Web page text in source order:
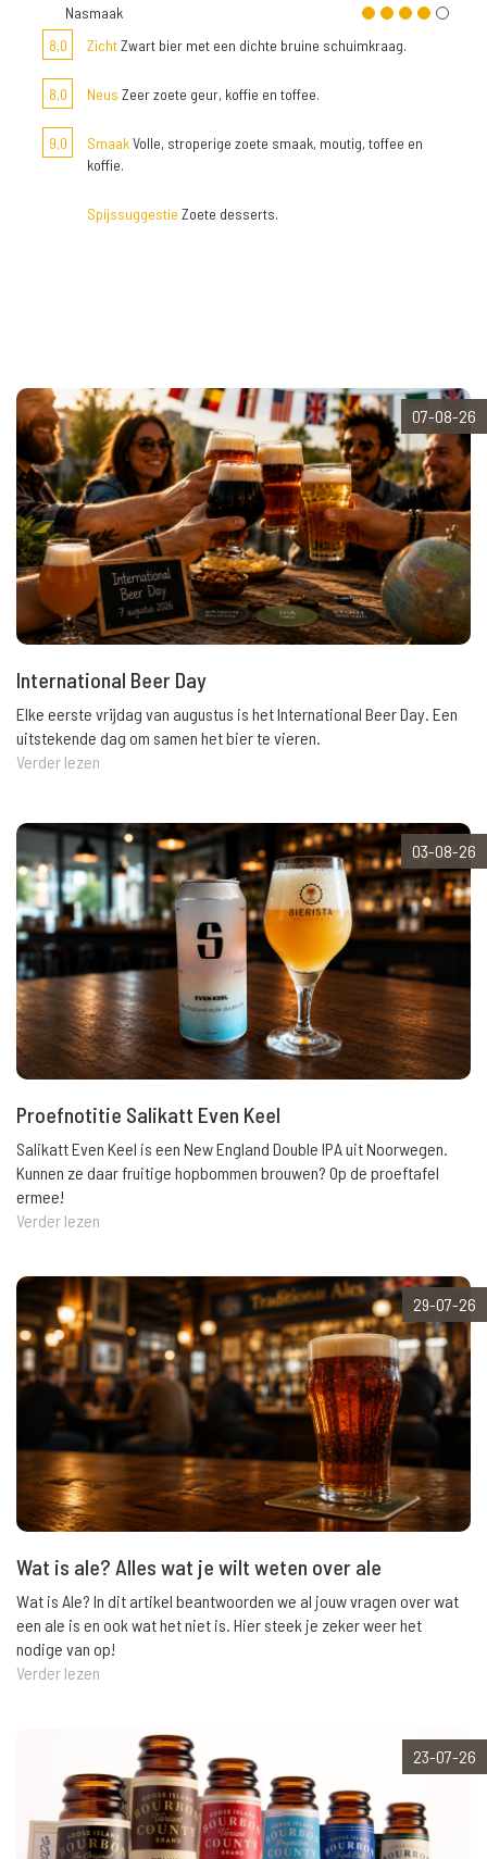
Nasmaak
8,0
ZichtZwart bier met een dichte bruine schuimkraag.
8,0 Neus Zeer zoete geur, koffie en toffee.
9,0 SmaakVolle, stroperige zoete smaak, moutig, toffee en
koffie.
Spijssuggestie Zoete desserts.
07-08-26
International Beer Day
Elke eerste vrijdag van augustus is het International Beer Day. Een
uitstekende dag om samen het bier te vieren.
Verder lezen
03-08-26
Proefnotitie Salikatt Even Keel
Salikatt Even Keel is een New England Double IPA uit Noorwegen.
Kunnen ze daar fruitige hopbommen brouwen? Op de proeftafel
ermee!
Verder lezen
29-07-26
Wat is ale? Alles wat je wilt weten over ale
Wat is Ale? In dit artikel beantwoorden we al jouw vragen over wat
een ale is en ook wat het niet is. Hier steek je zeker weer het
nodige van op!
Verder lezen
23-07-26